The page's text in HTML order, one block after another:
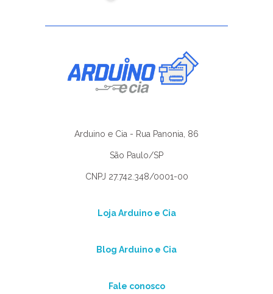
Arduino e Cia - Rua Panonia, 86
São Paulo/SP
CNPJ 27.742.348/0001-00
Loja Arduino e Cia
Blog Arduino e Cia
Fale conosco